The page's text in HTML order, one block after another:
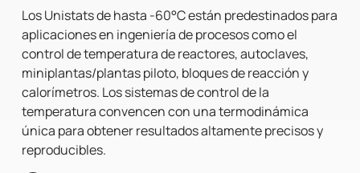
Los Unistats de hasta -60°C están predestinados para
aplicaciones en ingeniería de procesos como el
control de temperatura de reactores, autoclaves,
miniplantas/plantas piloto, bloques de reacción y
calorímetros. Los sistemas de control de la
temperatura convencen con una termodinámica
única para obtener resultados altamente precisos y
reproducibles.